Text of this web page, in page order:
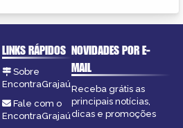
LINKS RÁPIDOS
Sobre
EncontraGrajaú
Fale com o
EncontraGrajaú
NOVIDADES POR E-
MAIL
Receba grátis as
principais notícias,
dicas e promoções